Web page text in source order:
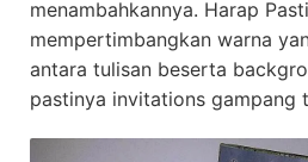
menambahkannya. Harap
mempertimbangkan warna
antara tulisan beserta
pastinya invitations gampang